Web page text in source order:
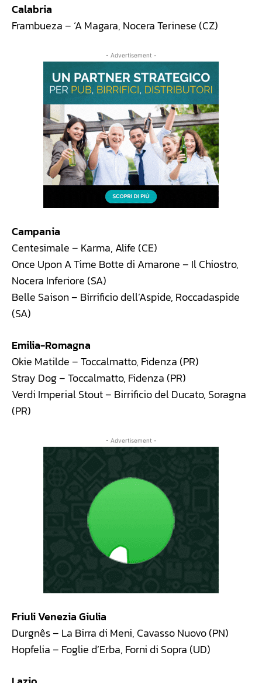
Calabria
Frambueza – ‘A Magara, Nocera Terinese (CZ)
- Advertisement -
Campania
Centesimale – Karma, Alife (CE)
Once Upon A Time Botte di Amarone – Il Chiostro,
Nocera Inferiore (SA)
Belle Saison – Birrificio dell’Aspide, Roccadaspide
(SA)
Emilia-Romagna
Okie Matilde – Toccalmatto, Fidenza (PR)
Stray Dog – Toccalmatto, Fidenza (PR)
Verdi Imperial Stout – Birrificio del Ducato, Soragna
(PR)
- Advertisement -
Friuli Venezia Giulia
Durgnês – La Birra di Meni, Cavasso Nuovo (PN)
Hopfelia – Foglie d’Erba, Forni di Sopra (UD)